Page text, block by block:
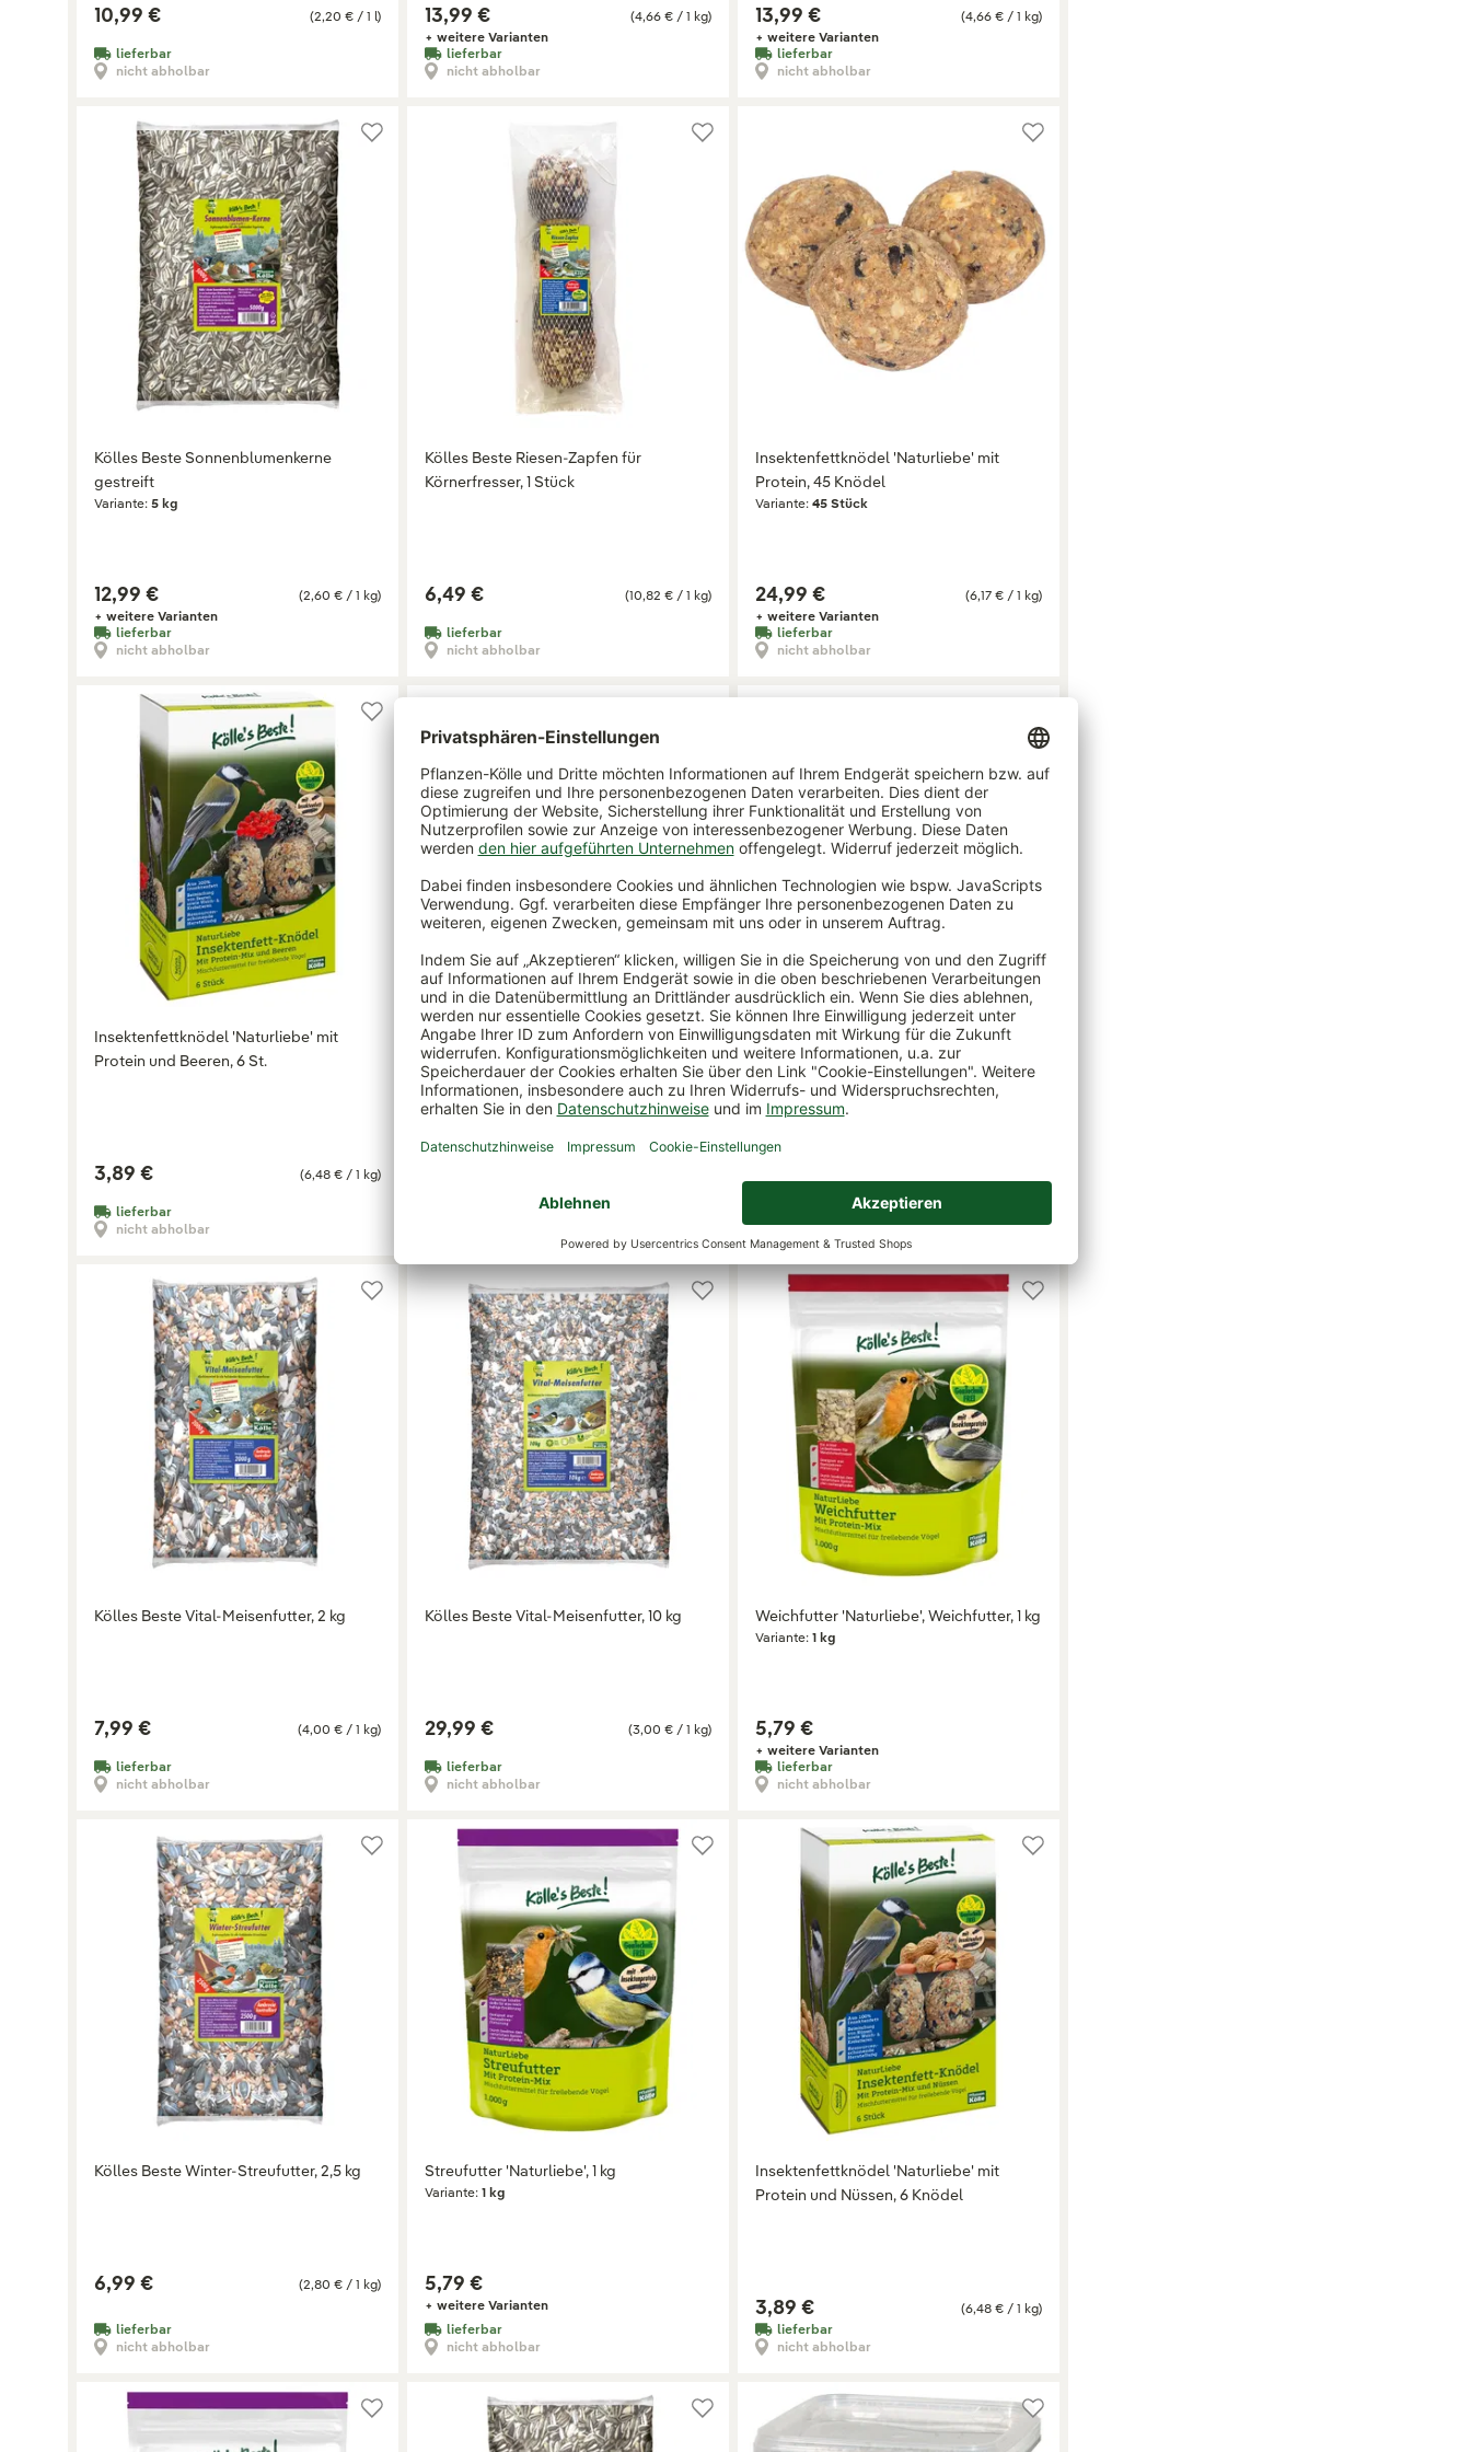
(2,20 € / 1 l)
10,99 €
lieferbar
nicht abholbar
(4,66 € / 1 kg)
13,99 €
+ weitere Varianten
lieferbar
nicht abholbar
(4,66 € / 1 kg)
13,99 €
+ weitere Varianten
lieferbar
nicht abholbar
Kölles Beste Sonnenblumenkerne
gestreift
Variante: 5 kg
(2,60 € / 1 kg)
12,99 €
+ weitere Varianten
lieferbar
nicht abholbar
Kölles Beste Riesen-Zapfen für
Körnerfresser, 1 Stück
(10,82 € / 1 kg)
6,49 €
lieferbar
nicht abholbar
Insektenfettknödel 'Naturliebe' mit
Protein, 45 Knödel
Variante: 45 Stück
(6,17 € / 1 kg)
24,99 €
+ weitere Varianten
lieferbar
nicht abholbar
Insektenfettknödel 'Naturliebe' mit
Protein und Beeren, 6 St.
(6,48 € / 1 kg)
3,89 €
lieferbar
nicht abholbar
Kölles Beste Sonnenblumenkerne
gestreift, 10 kg
Insektenfettknödel 'Naturliebe' mit
Protein, 18 St.
Variante: 18 Stück
+ weitere Varianten
nicht abholbar
Kölles Beste Vital-Meisenfutter, 2 kg
(4,00 € / 1 kg)
7,99 €
lieferbar
nicht abholbar
Kölles Beste Vital-Meisenfutter, 10 kg
(3,00 € / 1 kg)
29,99 €
lieferbar
nicht abholbar
Weichfutter 'Naturliebe', Weichfutter, 1 kg
Variante: 1 kg
5,79 €
+ weitere Varianten
lieferbar
nicht abholbar
Kölles Beste Winter-Streufutter, 2,5 kg
(2,80 € / 1 kg)
6,99 €
lieferbar
nicht abholbar
Streufutter 'Naturliebe', 1 kg
Variante: 1 kg
5,79 €
+ weitere Varianten
lieferbar
nicht abholbar
Insektenfettknödel 'Naturliebe' mit
Protein und Nüssen, 6 Knödel
(6,48 € / 1 kg)
3,89 €
lieferbar
nicht abholbar